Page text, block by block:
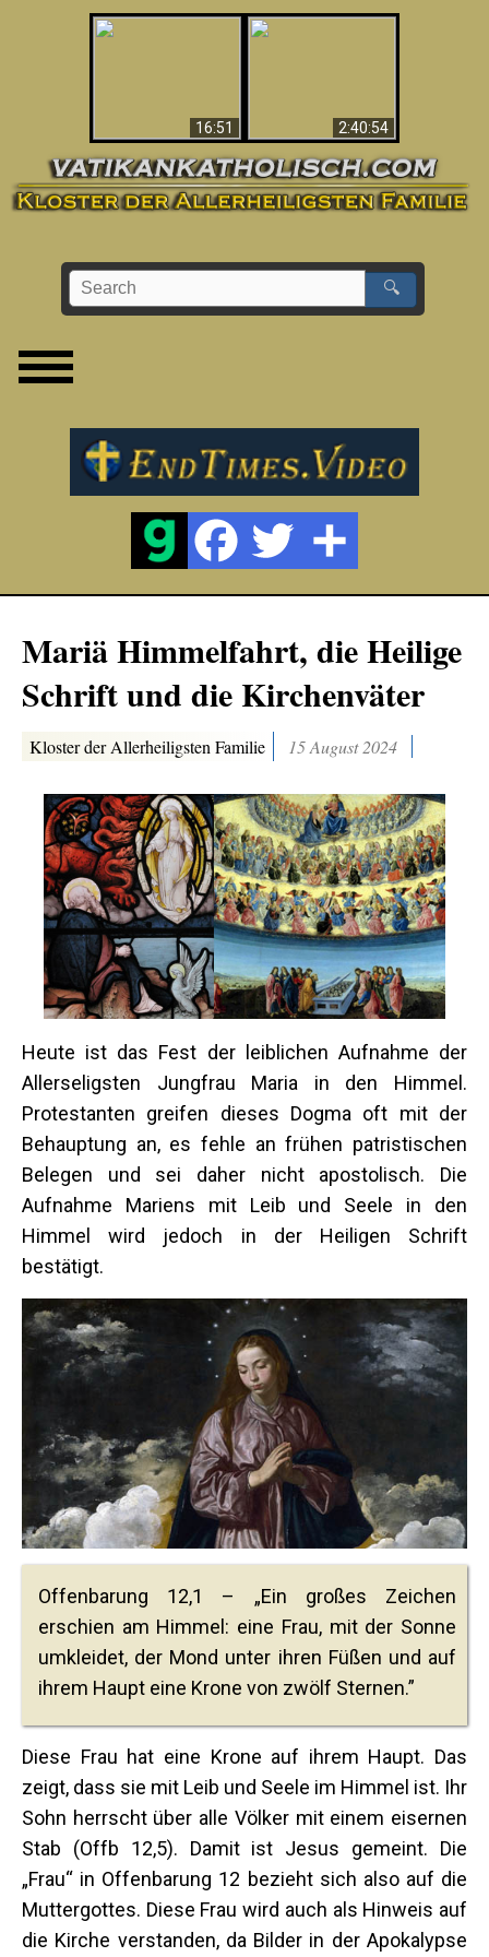
16:51
2:40:54
🔍
Mariä Himmelfahrt, die Heilige
Schrift und die Kirchenväter
Kloster der Allerheiligsten Familie 15 August 2024
Heute ist das Fest der leiblichen Aufnahme der
Allerseligsten Jungfrau Maria in den Himmel.
Protestanten greifen dieses Dogma oft mit der
Behauptung an, es fehle an frühen patristischen
Belegen und sei daher nicht apostolisch. Die
Aufnahme Mariens mit Leib und Seele in den
Himmel wird jedoch in der Heiligen Schrift
bestätigt.
Offenbarung 12,1 – „Ein großes Zeichen
erschien am Himmel: eine Frau, mit der Sonne
umkleidet, der Mond unter ihren Füßen und auf
ihrem Haupt eine Krone von zwölf Sternen.”
Diese Frau hat eine Krone auf ihrem Haupt. Das
zeigt, dass sie mit Leib und Seele im Himmel ist. Ihr
Sohn herrscht über alle Völker mit einem eisernen
Stab (Offb 12,5). Damit ist Jesus gemeint. Die
„Frau“ in Offenbarung 12 bezieht sich also auf die
Muttergottes. Diese Frau wird auch als Hinweis auf
die Kirche verstanden, da Bilder in der Apokalypse